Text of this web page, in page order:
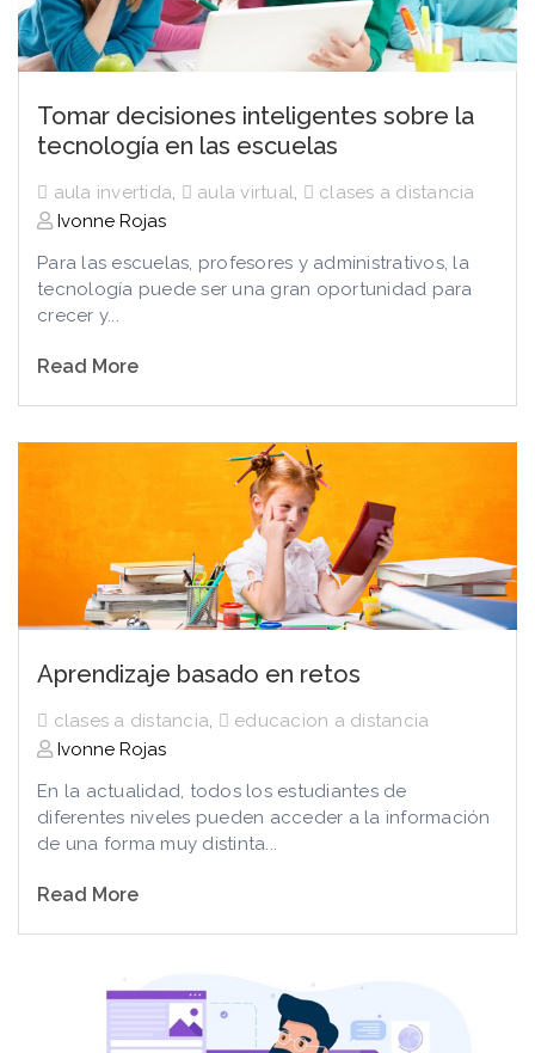
Tomar decisiones inteligentes sobre la
tecnología en las escuelas
aula invertida, aula virtual,
clases a distancia
Ivonne Rojas
Para las escuelas, profesores y administrativos, la
tecnología puede ser una gran oportunidad para
crecer y...
Read More
Aprendizaje basado en retos
clases a distancia
educacion a distancia
Ivonne Rojas
En la actualidad, todos los estudiantes de
diferentes niveles pueden acceder a la información
de una forma muy distinta...
Read More